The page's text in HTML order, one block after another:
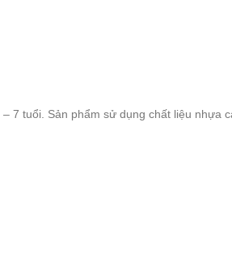
7 tuổi. Sản phẩm sử dụng chất liệu nhựa